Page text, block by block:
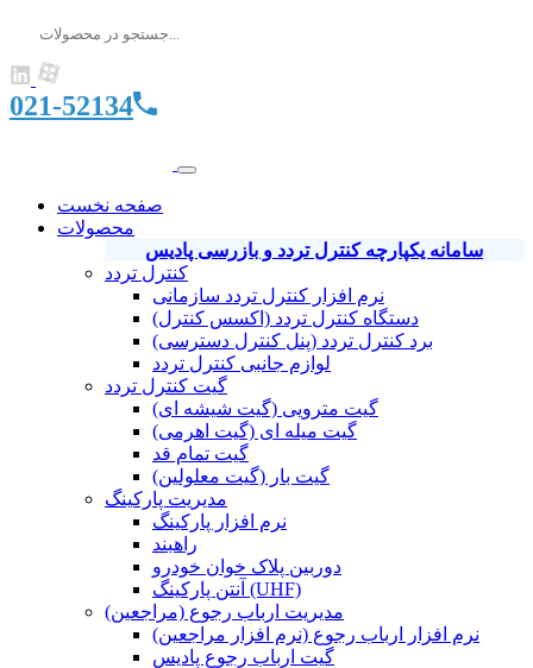
021-52134
صفحه نخست
محصولات
سامانه یکپارچه کنترل تردد و بازرسی پادیس
کنترل تردد
نرم افزار کنترل تردد سازمانی
دستگاه کنترل تردد (اکسس کنترل)
برد کنترل تردد (پنل کنترل دسترسی)
لوازم جانبی کنترل تردد
گیت کنترل تردد
گیت مترویی (گیت شیشه ای)
گیت میله ای (گیت اهرمی)
گیت تمام قد
گیت بار (گیت معلولین)
مدیریت پارکینگ
نرم افزار پارکینگ
راهبند
دوربین پلاک خوان خودرو
آنتن پارکینگ (UHF)
مدیریت ارباب رجوع (مراجعین)
نرم افزار ارباب رجوع (نرم افزار مراجعین)
گیت ارباب رجوع پادیس